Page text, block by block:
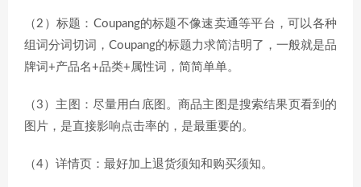
（2）标题：Coupang的标题不像速卖通等平台，可以各种
组词分词切词，Coupang的标题力求简洁明了，一般就是品
牌词+产品名+品类+属性词，简简单单。
（3）主图：尽量用白底图。商品主图是搜索结果页看到的
图片，是直接影响点击率的，是最重要的。
（4）详情页：最好加上退货须知和购买须知。